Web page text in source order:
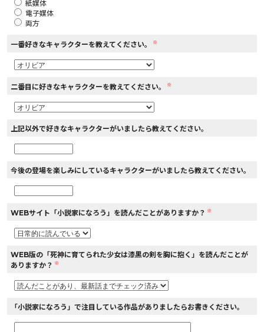
紙媒体
電子媒体
両方
一番好きなキャラクターを教えてください。 ※
二番目に好きなキャラクターを教えてください。 ※
上記以外で好きなキャラクターがいましたら教えてください。
今後の登場を楽しみにしているキャラクターがいましたら教えてください。
WEBサイト「小説家になろう」を読んだことがありますか？ ※
WEB版の「死神に育てられた少女は漆黒の剣を胸に抱く」を読んだことが
ありますか？ ※
「小説家になろう」で注目している作品がありましたらお書きください。